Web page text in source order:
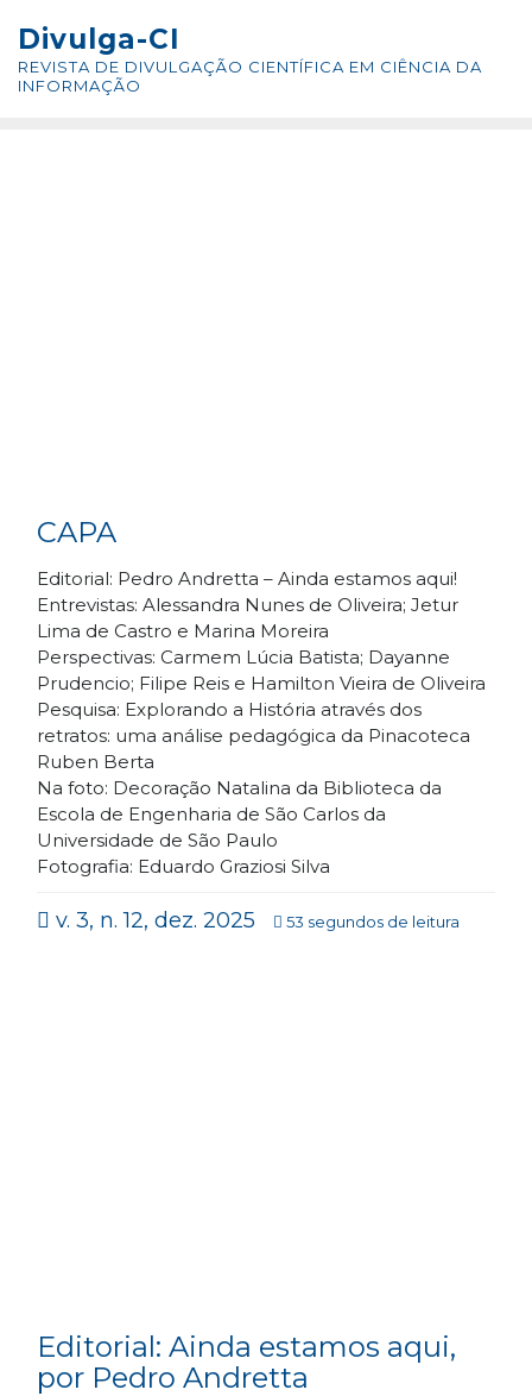
content
Divulga-CI
REVISTA DE DIVULGAÇÃO CIENTÍFICA EM CIÊNCIA DA
INFORMAÇÃO
CAPA
Editorial: Pedro Andretta – Ainda estamos aqui!
Entrevistas: Alessandra Nunes de Oliveira; Jetur
Lima de Castro e Marina Moreira
Perspectivas: Carmem Lúcia Batista; Dayanne
Prudencio; Filipe Reis e Hamilton Vieira de Oliveira
Pesquisa: Explorando a História através dos
retratos: uma análise pedagógica da Pinacoteca
Ruben Berta
Na foto: Decoração Natalina da Biblioteca da
Escola de Engenharia de São Carlos da
Universidade de São Paulo
Fotografia: Eduardo Graziosi Silva
v. 3, n. 12, dez. 2025 53 segundos de leitura
Editorial: Ainda estamos aqui,
por Pedro Andretta